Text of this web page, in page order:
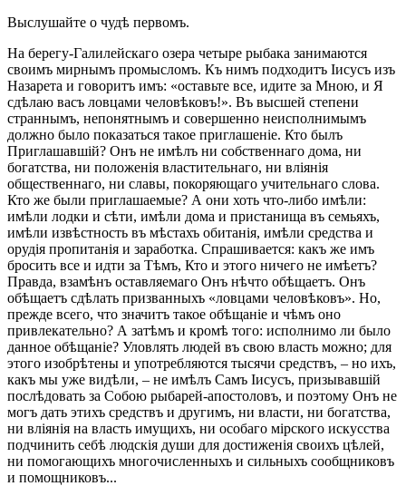
Выслушайте о чудѣ первомъ.
На берегу-Галилейскаго озера четыре рыбака занимаются
своимъ мирнымъ промысломъ. Къ нимъ подходитъ Іисусъ изъ
Назарета и говоритъ имъ: «оставьте все, идите за Мною, и Я
сдѣлаю васъ ловцами человѣковъ!». Въ высшей степени
страннымъ, непонятнымъ и совершенно неисполнимымъ
должно было показаться такое приглашеніе. Кто былъ
Приглашавшій? Онъ не имѣлъ ни собственнаго дома, ни
богатства, ни положенія властительнаго, ни вліянія
общественнаго, ни славы, покоряющаго учительнаго слова.
Кто же были приглашаемые? А они хоть что-либо имѣли:
имѣли лодки и сѣти, имѣли дома и пристанища въ семьяхъ,
имѣли извѣстность въ мѣстахъ обитанія, имѣли средства и
орудія пропитанія и заработка. Спрашивается: какъ же имъ
бросить все и идти за Тѣмъ, Кто и этого ничего не имѣетъ?
Правда, взамѣнъ оставляемаго Онъ нѣчто обѣщаетъ. Онъ
обѣщаетъ сдѣлать призванныхъ «ловцами человѣковъ». Но,
прежде всего, что значитъ такое обѣщаніе и чѣмъ оно
привлекательно? А затѣмъ и кромѣ того: исполнимо ли было
данное обѣщаніе? Уловлять людей въ свою власть можно; для
этого изобрѣтены и употребляются тысячи средствъ, – но ихъ,
какъ мы уже видѣли, – не имѣлъ Самъ Іисусъ, призывавшій
послѣдовать за Собою рыбарей-апостоловъ, и поэтому Онъ не
могъ дать этихъ средствъ и другимъ, ни власти, ни богатства,
ни вліянія на власть имущихъ, ни особаго мірского искусства
подчинить себѣ людскія души для достиженія своихъ цѣлей,
ни помогающихъ многочисленныхъ и сильныхъ сообщниковъ
и помощниковъ...